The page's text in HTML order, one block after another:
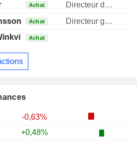
-0,63%
+0,48%
Achat Directeur des operations
Achat Directeur general
Achat